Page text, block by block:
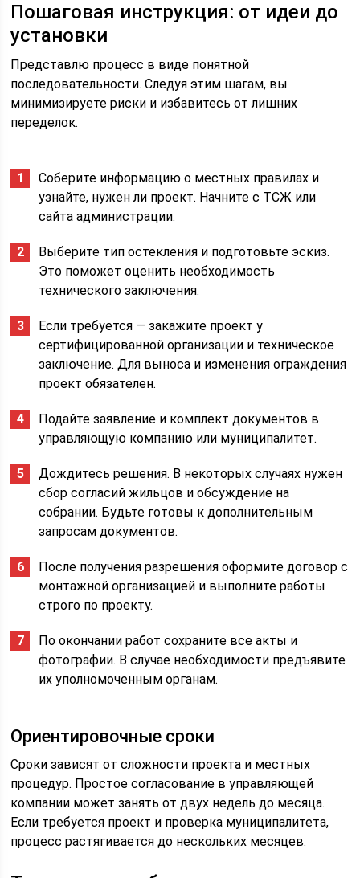
Пошаговая инструкция: от идеи до
установки
Представлю процесс в виде понятной
последовательности. Следуя этим шагам, вы
минимизируете риски и избавитесь от лишних
переделок.
Соберите информацию о местных правилах и
узнайте, нужен ли проект. Начните с ТСЖ или
сайта администрации.
Выберите тип остекления и подготовьте эскиз.
Это поможет оценить необходимость
технического заключения.
Если требуется — закажите проект у
сертифицированной организации и техническое
заключение. Для выноса и изменения ограждения
проект обязателен.
Подайте заявление и комплект документов в
управляющую компанию или муниципалитет.
Дождитесь решения. В некоторых случаях нужен
сбор согласий жильцов и обсуждение на
собрании. Будьте готовы к дополнительным
запросам документов.
После получения разрешения оформите договор с
монтажной организацией и выполните работы
строго по проекту.
По окончании работ сохраните все акты и
фотографии. В случае необходимости предъявите
их уполномоченным органам.
Ориентировочные сроки
Сроки зависят от сложности проекта и местных
процедур. Простое согласование в управляющей
компании может занять от двух недель до месяца.
Если требуется проект и проверка муниципалитета,
процесс растягивается до нескольких месяцев.